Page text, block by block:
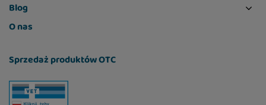
Blog
O nas
Sprzedaż produktów OTC